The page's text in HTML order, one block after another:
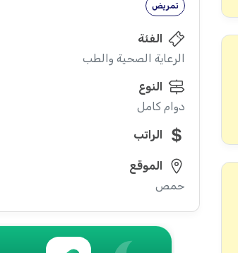
تمريض
الفئة
الرعاية الصحية والطب
النوع
دوام كامل
الراتب
الموقع
حمص